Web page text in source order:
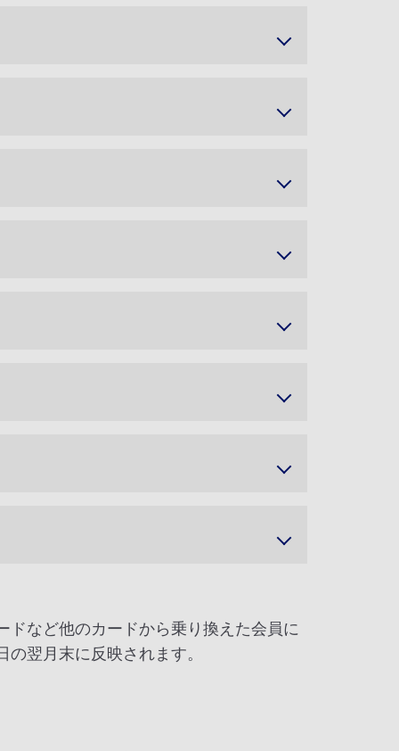
ドなど他のカードから乗り換えた会員に
翌月末に反映されます。